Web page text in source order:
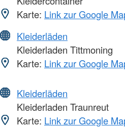
Karte: Link zur Google
Kleiderläden
Kleiderladen Tittmoning
Karte: Link zur Google
Kleiderläden
Kleiderladen Traunreut
Karte: Link zur Google